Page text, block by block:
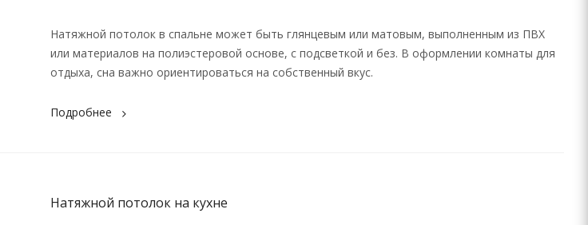
Натяжной потолок в спальне может быть глянцевым или матовым, выполненным из ПВХ
или материалов на полиэстеровой основе, с подсветкой и без. В оформлении комнаты для
отдыха, сна важно ориентироваться на собственный вкус.
Подробнее
Натяжной потолок на кухне